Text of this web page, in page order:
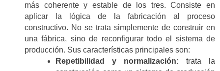
más coherente y estable de los tres. Consiste en
aplicar la lógica de la fabricación al proceso
constructivo. No se trata simplemente de construir en
una fábrica, sino de reconfigurar todo el sistema de
producción. Sus características principales son:
Repetibilidad y normalización: trata la